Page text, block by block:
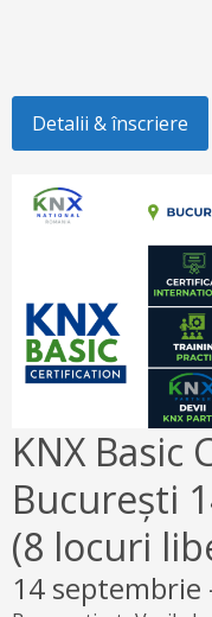
Detalii & înscriere
KNX Basic
București
(8 locuri
14 septembrie